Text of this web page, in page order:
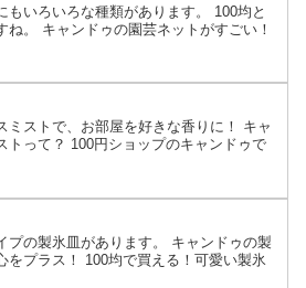
もいろいろな種類があります。 100均と
ね。 キャンドゥの園芸ネットがすごい！
ミストで、お部屋を好きな香りに！ キャ
トって？ 100円ショップのキャンドゥで
プの製氷皿があります。 キャンドゥの製
をプラス！ 100均で買える！可愛い製氷